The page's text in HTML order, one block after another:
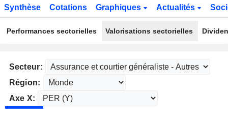
Synthèse Cotations Graphiques Actualités
Performances sectorielles Valorisations sectorielles
Secteur:
Région:
Axe X: